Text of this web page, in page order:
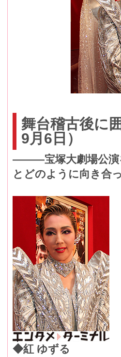
舞台稽古後に
9月6日）
―――宝塚大劇場公演
とどのように向き合
◆紅 ゆずる